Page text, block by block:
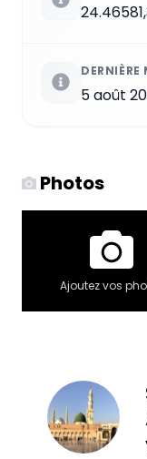
DERNIÈRE
5 août
Photos
Ajoutez vos